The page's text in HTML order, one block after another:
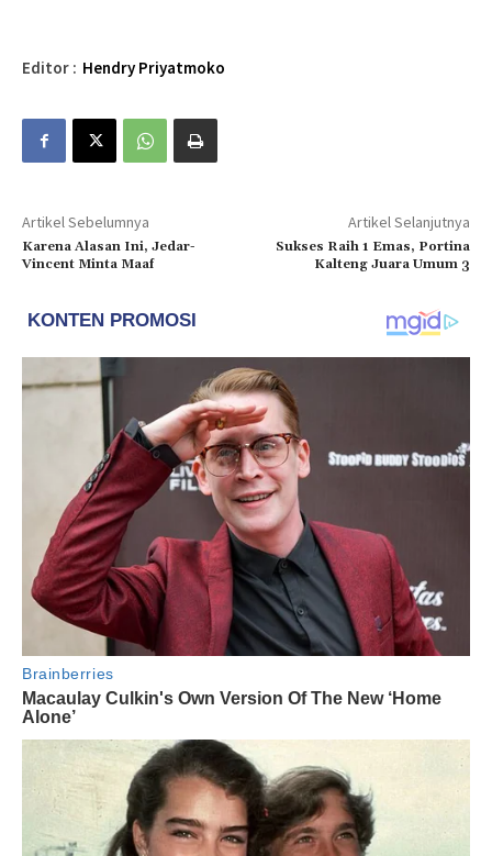
Editor : Hendry Priyatmoko
Artikel Sebelumnya
Karena Alasan Ini, Jedar-
Vincent Minta Maaf
Artikel Selanjutnya
Sukses Raih 1 Emas, Portina
Kalteng Juara Umum 3